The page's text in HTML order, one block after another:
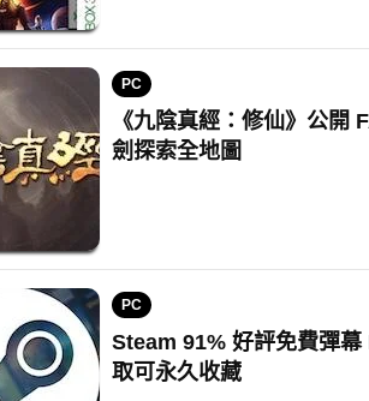
PC
《九陰真經：修仙》公
劍探索全地圖
PC
Steam 91% 好評免費彈
取可永久收藏